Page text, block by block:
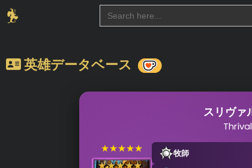
Search
for:
英雄データベース
スリヴァ
★★★★★ 牧師